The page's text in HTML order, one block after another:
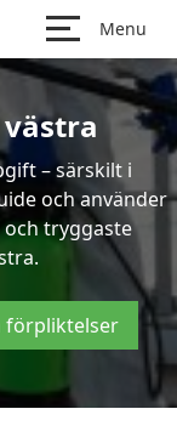
Menu
– särskilt i
och använder
tryggaste
förpliktelser